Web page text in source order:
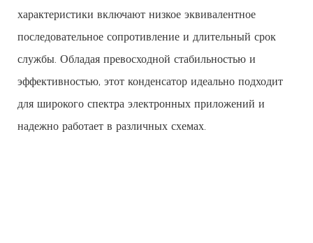
характеристики включают низкое эквивалентное
последовательное сопротивление и длительный срок
службы. Обладая превосходной стабильностью и
эффективностью, этот конденсатор идеально подходит
для широкого спектра электронных приложений и
надежно работает в различных схемах.